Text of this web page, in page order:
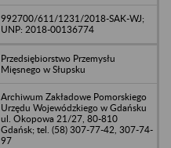
992700/611/1231/2018-SAK-WJ;
UNP: 2018-00136774
Przedsiębiorstwo Przemysłu
Mięsnego w Słupsku
Archiwum Zakładowe Pomorskiego
Urzędu Wojewódzkiego w Gdańsku
ul. Okopowa 21/27, 80-810
Gdańsk; tel. (58) 307-77-42, 307-74-
97